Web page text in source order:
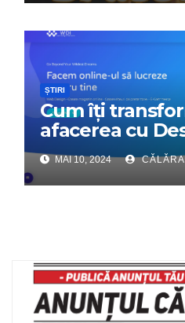
ȘTIRI
Cum îți
afacerea cu
Interactiv –
digital de
MAI 10, 2024